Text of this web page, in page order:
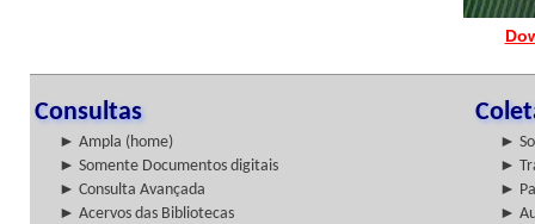
Consultas
► Ampla (home)
►
► Somente Documentos digitais
►
► Consulta Avançada
►
► Acervos das Bibliotecas
►